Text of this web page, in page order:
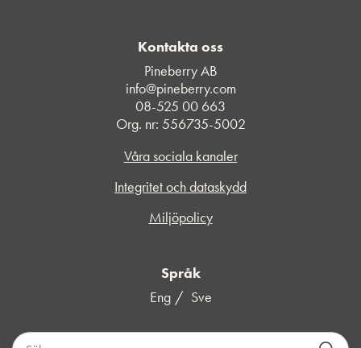
Kontakta oss
Pineberry AB
info@pineberry.com
08-525 00 663
Org. nr: 556735-5002
Våra sociala kanaler
Integritet och dataskydd
Miljöpolicy
Språk
Eng
Sve
S